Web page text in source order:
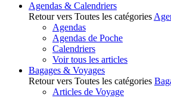
Agendas & Calendriers
Retour vers Toutes les catégories
Agendas
Agendas de Poche
Calendriers
Voir tous les articles
Bagages & Voyages
Retour vers Toutes les catégories
Articles de Voyage